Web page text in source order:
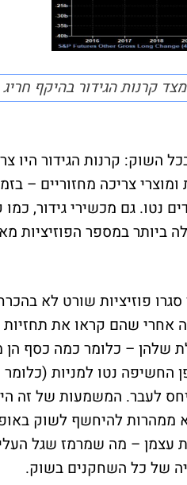
קרנות הגידור בהיקף
קרנות הגידור היו
צריכה מחזוריים –
ביותר במספר הפוזיציות
סגרו פוזיציות שורט לא
אחרי שהם קראו את תחזיות
שלהן – כלומר כמה כסף
החשיפה נטו למניות
לעבר. המשמעות של זה
ממהרות להיחשף לשוק
עצמן – מה שמרמז שגל
של כל השחקנים בשוק.